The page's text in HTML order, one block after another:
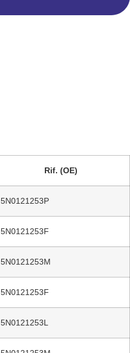
Rif. (OE)
5N0121253P
5N0121253F
5N0121253M
5N0121253F
5N0121253L